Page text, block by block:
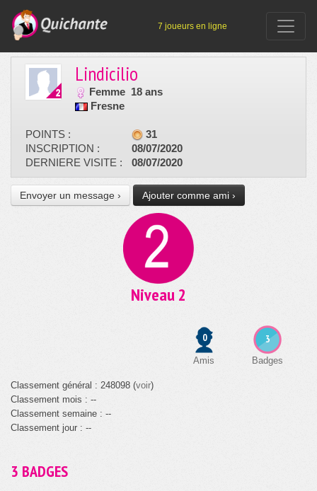
7 joueurs en ligne
Lindicilio
Femme 18 ans
Fresne
POINTS :
31
INSCRIPTION :
08/07/2020
DERNIERE VISITE :
08/07/2020
Envoyer un message › Ajouter comme ami ›
Niveau 2
3
Badges
0
Amis
Classement général : 248098 (voir)
Classement mois : --
Classement semaine : --
Classement jour : --
3 BADGES